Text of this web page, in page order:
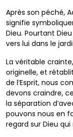
Après son péché,
signifie
Dieu. Pourtant
vers lui dans le
La véritable
originelle, et
de l’Esprit, nous
devons craindre,
la séparation
pouvons nous en
regard sur Dieu qui